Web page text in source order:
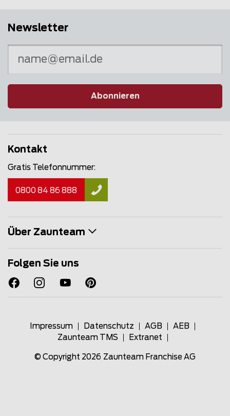
Newsletter
Abonnieren
Kontakt
Gratis Telefonnummer:
0800 84 86 888
Über Zaunteam
Folgen Sie uns
Impressum Datenschutz AGB
AEB
Zaunteam TMS
Extranet
© Copyright 2026 Zaunteam Franchise AG